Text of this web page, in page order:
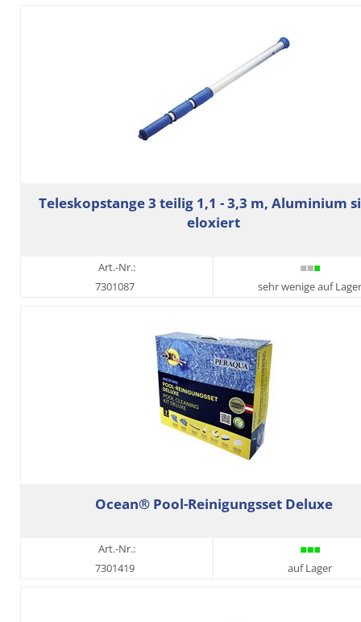
Teleskopstange 3 teilig 1,1 - 3,3 m, Aluminium
eloxiert
Art.-Nr.:
7301087
sehr wenige auf Lager
Ocean® Pool-Reinigungsset Deluxe
Art.-Nr.:
7301419
auf Lager